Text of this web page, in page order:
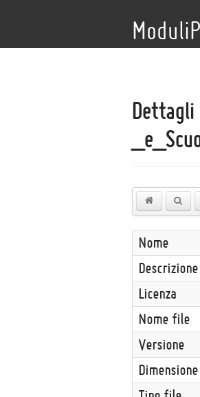
Dettagli
Nome
Descrizione
Licenza
Nome file
Versione
Dimensione